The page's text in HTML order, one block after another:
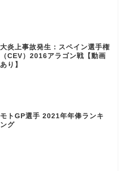
大炎上事故発生：スペイン選手権
（CEV）2016アラゴン戦【動画
あり】
モトGP選手 2021年年俸ランキ
ング